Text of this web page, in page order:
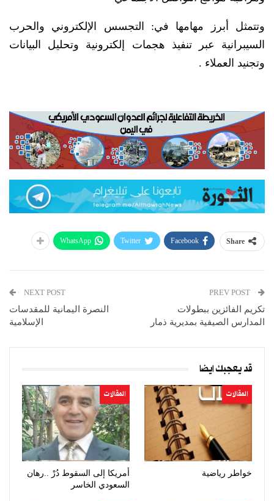
وتتمثل أبرز مهامها في: التجسس الإلكتروني والحرب
السيبرانية عبر تنفيذ هجمات إلكترونية وتحليل البيانات
وتجنيد العملاء .
Share
Facebook
Twitter
WhatsApp
تكريم الفائزين ببطولات
المدارس الصيفية بمديرية ذمار
NEXT POST
النصرة اليمانية للمقدسات
الإسلامية
قد يعجبك ايضا
المقالات
خواطر رياضية
المقالات
أمريكا إلى السقوط دُرْ ..رهان
السعودي الخاسر